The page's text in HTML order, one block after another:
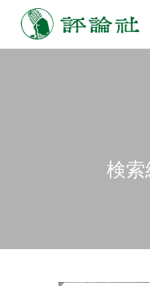
検索